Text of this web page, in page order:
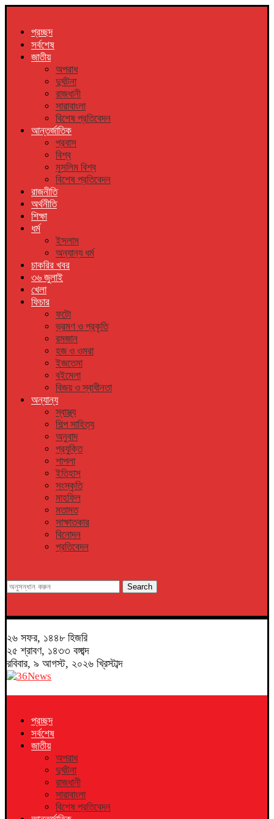
প্রচ্ছদ
সর্বশেষ
জাতীয়
অপরাধ
দুর্ঘটনা
রাজধানী
সারাবাংলা
বিশেষ প্রতিবেদন
আন্তর্জাতিক
প্রবাস
বিশ্ব
মুসলিম বিশ্ব
বিশেষ প্রতিবেদন
রাজনীতি
অর্থনীতি
শিক্ষা
ধর্ম
ইসলাম
অন্যান্য ধর্ম
চাকরির খবর
৩৬ জুলাই
খেলা
ফিচার
ফটো
ভ্রমণ ও প্রকৃতি
রমজান
হজ ও ওমরা
ইজতেমা
বইমেলা
বিজয় ও স্বাধীনতা
অন্যান্য
স্বাস্থ্য
শিল্প সাহিত্য
অনুবাদ
প্রযুক্তি
শাপলা
ইতিহাস
সংস্কৃতি
মাহফিল
মতামত
সাক্ষাতকার
বিনোদন
প্রতিবেদন
Search
২৬ সফর, ১৪৪৮ হিজরি
২৫ শ্রাবণ, ১৪৩৩ বঙ্গাব্দ
রবিবার, ৯ আগস্ট, ২০২৬ খ্রিস্টাব্দ
প্রচ্ছদ
সর্বশেষ
জাতীয়
অপরাধ
দুর্ঘটনা
রাজধানী
সারাবাংলা
বিশেষ প্রতিবেদন